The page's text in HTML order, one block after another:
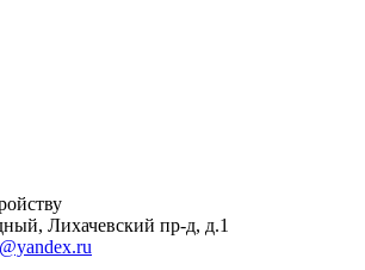
Лихачевский пр-д, д.1